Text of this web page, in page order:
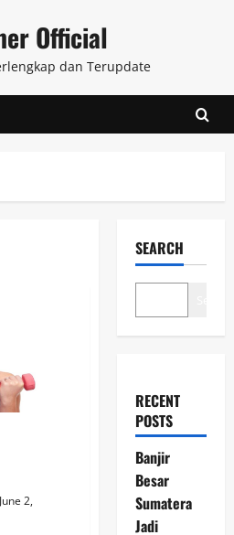
Official
dan Terupdate
June 2,
SEARCH
RECENT
POSTS
Banjir
Besar
Sumatera
Jadi